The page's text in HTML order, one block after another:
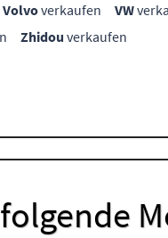
Volvoverkaufen VW
Zhidou verkaufen